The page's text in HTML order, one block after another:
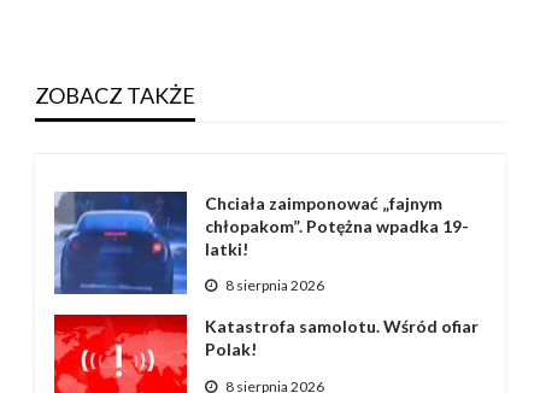
ZOBACZ TAKŻE
Chciała zaimponować „fajnym
chłopakom”. Potężna wpadka 19-
latki!
8 sierpnia 2026
Katastrofa samolotu. Wśród ofiar
Polak!
8 sierpnia 2026